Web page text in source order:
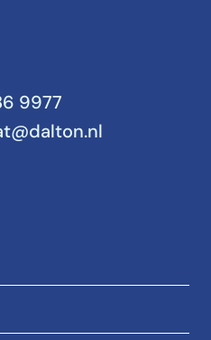
9977